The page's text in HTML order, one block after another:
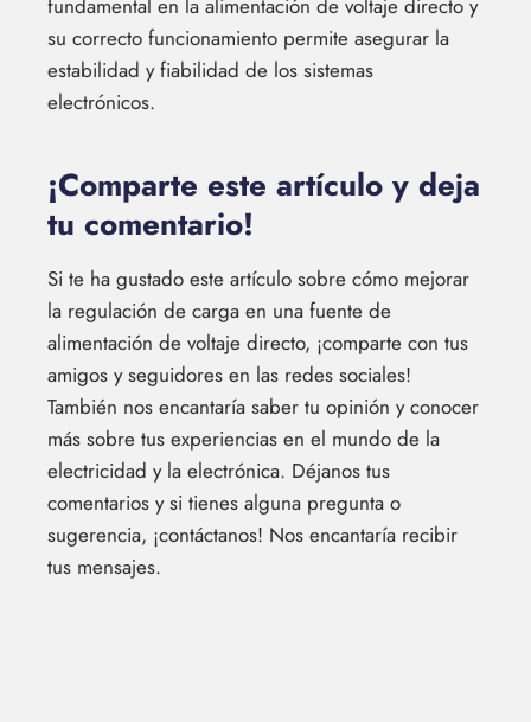
fundamental en la alimentación de voltaje directo y
su correcto funcionamiento permite asegurar la
estabilidad y fiabilidad de los sistemas
electrónicos.
¡Comparte este artículo y deja
tu comentario!
Si te ha gustado este artículo sobre cómo mejorar
la regulación de carga en una fuente de
alimentación de voltaje directo, ¡comparte con tus
amigos y seguidores en las redes sociales!
También nos encantaría saber tu opinión y conocer
más sobre tus experiencias en el mundo de la
electricidad y la electrónica. Déjanos tus
comentarios y si tienes alguna pregunta o
sugerencia, ¡contáctanos! Nos encantaría recibir
tus mensajes.